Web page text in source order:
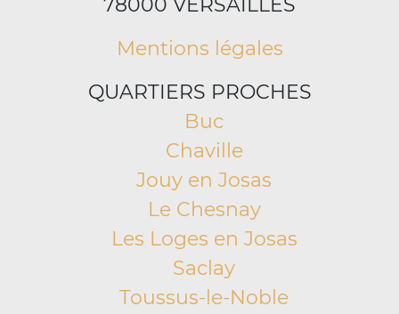
78000 VERSAILLES
Mentions légales
QUARTIERS PROCHES
Buc
Chaville
Jouy en Josas
Le Chesnay
Les Loges en Josas
Saclay
Toussus-le-Noble